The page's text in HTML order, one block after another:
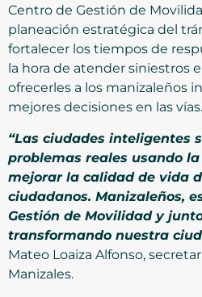
Centro de Gestión de
planeación estratégica del
fortalecer los tiempos de
la hora de atender siniestros
ofrecerles a los manizaleños
mejores decisiones en las
“Las ciudades inteligentes
problemas reales usando
mejorar la calidad de vida
ciudadanos. Manizaleños,
Gestión de Movilidad y
transformando nuestra
Mateo Loaiza Alfonso,
Manizales.